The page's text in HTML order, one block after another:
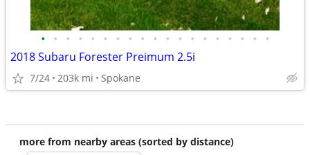
• • • • • • • • • • • • • • • • • • •
2018 Subaru Forester Preimum 2.5i
7/24 203k mi Spokane
more from nearby areas (sorted by distance)